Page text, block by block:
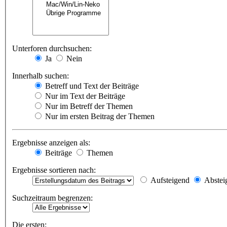
Unterforen durchsuchen:
Ja
Nein
Innerhalb suchen:
Betreff und Text der Beiträge
Nur im Text der Beiträge
Nur im Betreff der Themen
Nur im ersten Beitrag der Themen
Ergebnisse anzeigen als:
Beiträge
Themen
Ergebnisse sortieren nach:
Aufsteigend
Suchzeitraum begrenzen:
Die ersten: